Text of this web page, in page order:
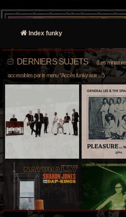
Index funky
DERNIERS SUJETS(Les miniatures
accessibles par le menu "Accès funky aux ...")